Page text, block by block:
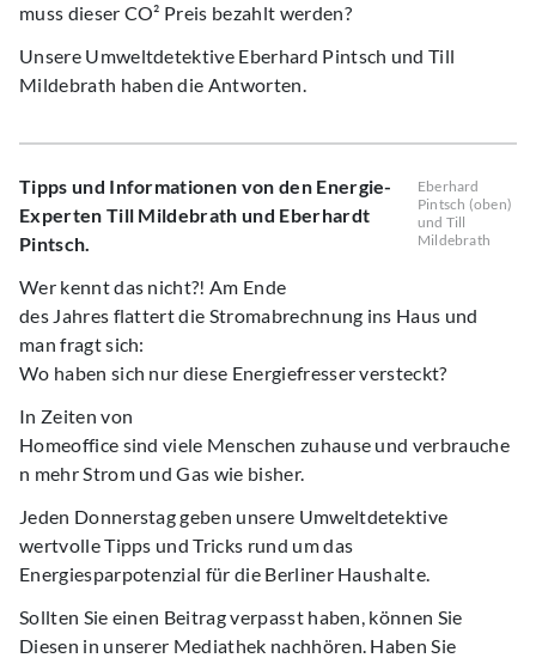
muss dieser CO² Preis bezahlt werden?
Unsere Umweltdetektive Eberhard Pintsch und Till
Mildebrath haben die Antworten.
Eberhard
Pintsch (oben)
und Till
Mildebrath
Tipps und Informationen von den Energie-
Experten Till Mildebrath und Eberhardt
Pintsch.
Wer kennt das nicht?! Am Ende
des Jahres flattert die Stromabrechnung ins Haus und
man fragt sich:
Wo haben sich nur diese Energiefresser versteckt?
In Zeiten von
Homeoffice sind viele Menschen zuhause und verbrauche
n mehr Strom und Gas wie bisher.
Jeden Donnerstag geben unsere Umweltdetektive
wertvolle Tipps und Tricks rund um das
Energiesparpotenzial für die Berliner Haushalte.
Sollten Sie einen Beitrag verpasst haben, können Sie
Diesen in unserer Mediathek nachhören. Haben Sie